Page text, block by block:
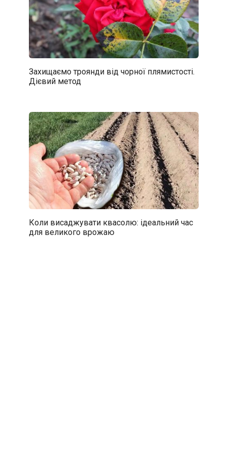
Захищаємо троянди від чорної плямистості.
Дієвий метод
Коли висаджувати квасолю: ідеальний час
для великого врожаю